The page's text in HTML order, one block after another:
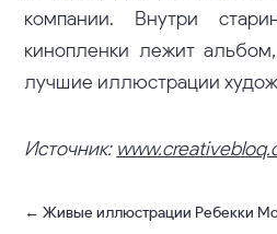
компании. Внутри
кинопленки лежит
лучшие иллюстрации
Источник:
←Живые иллюстрации Ребекки